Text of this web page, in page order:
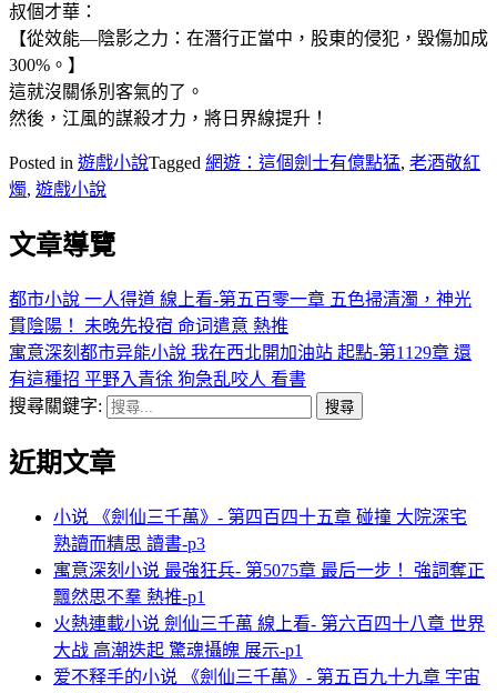
叔個才華：
【從效能—陰影之力：在潛行正當中，股東的侵犯，毀傷加成
300%。】
這就沒關係別客氣的了。
然後，江風的謀殺才力，將日界線提升！
Posted in 遊戲小說Tagged 網遊：這個劍士有億點猛, 老酒敬紅
燭, 遊戲小說
文章導覽
都市小說 一人得道 線上看-第五百零一章 五色掃清濁，神光
貫陰陽！ 未晚先投宿 命词遣意 熱推
寓意深刻都市异能小說 我在西北開加油站 起點-第1129章 還
有這種招 平野入青徐 狗急乱咬人 看書
搜尋關鍵字:
近期文章
小说 《劍仙三千萬》- 第四百四十五章 碰撞 大院深宅
熟讀而精思 讀書-p3
寓意深刻小说 最強狂兵- 第5075章 最后一步！ 強詞奪正
飄然思不羣 熱推-p1
火熱連載小说 劍仙三千萬 線上看- 第六百四十八章 世界
大战 高潮迭起 驚魂攝魄 展示-p1
爱不释手的小说 《劍仙三千萬》- 第五百九十九章 宇宙